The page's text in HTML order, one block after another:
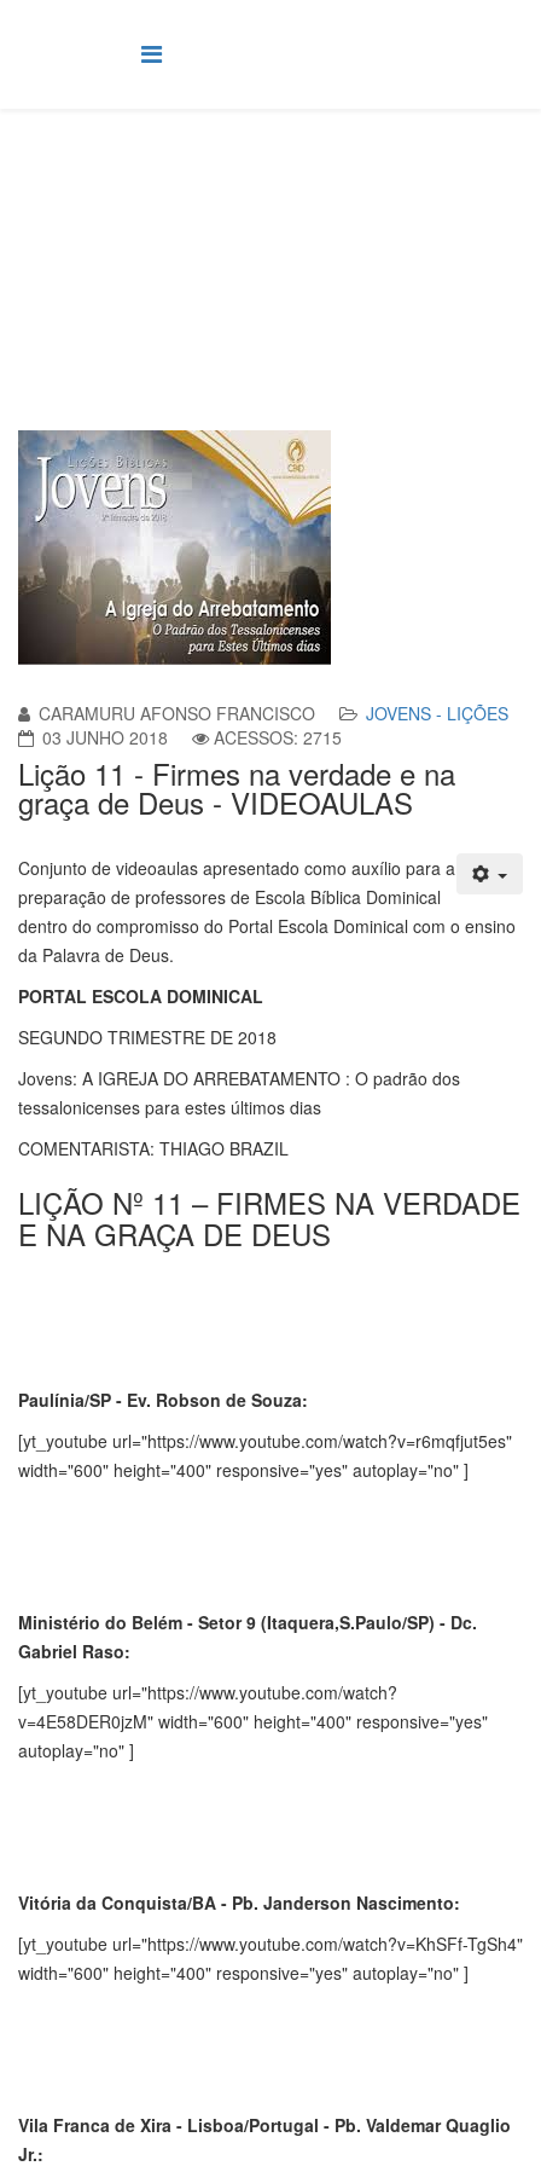
CARAMURU AFONSO FRANCISCO
JOVENS - LIÇÕES
03 JUNHO 2018
ACESSOS: 2715
Lição 11 - Firmes na verdade e na
graça de Deus - VIDEOAULAS
Conjunto de videoaulas apresentado como auxílio para a
preparação de professores de Escola Bíblica Dominical
dentro do compromisso do Portal Escola Dominical com o ensino
da Palavra de Deus.
PORTAL ESCOLA DOMINICAL
SEGUNDO TRIMESTRE DE 2018
Jovens: A IGREJA DO ARREBATAMENTO : O padrão dos
tessalonicenses para estes últimos dias
COMENTARISTA: THIAGO BRAZIL
LIÇÃO Nº 11 – FIRMES NA VERDADE
E NA GRAÇA DE DEUS
Paulínia/SP - Ev. Robson de Souza:
[yt_youtube url="https://www.youtube.com/watch?v=r6mqfjut5es"
width="600" height="400" responsive="yes" autoplay="no" ]
Ministério do Belém - Setor 9 (Itaquera,S.Paulo/SP) - Dc.
Gabriel Raso:
[yt_youtube url="https://www.youtube.com/watch?
v=4E58DER0jzM" width="600" height="400" responsive="yes"
autoplay="no" ]
Vitória da Conquista/BA - Pb. Janderson Nascimento:
[yt_youtube url="https://www.youtube.com/watch?v=KhSFf-TgSh4"
width="600" height="400" responsive="yes" autoplay="no" ]
Vila Franca de Xira - Lisboa/Portugal - Pb. Valdemar Quaglio
Jr.: